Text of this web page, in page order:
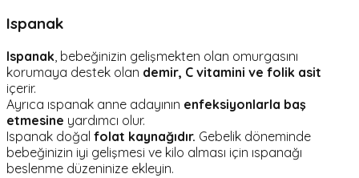
Ispanak
Ispanak, bebeğinizin gelişmekten olan omurgasını
korumaya destek olan demir, C vitamini ve folik asit
içerir.
Ayrıca ıspanak anne adayının enfeksiyonlarla baş
etmesine yardımcı olur.
Ispanak doğal folat kaynağıdır. Gebelik döneminde
bebeğinizin iyi gelişmesi ve kilo alması için ıspanağı
beslenme düzeninize ekleyin.